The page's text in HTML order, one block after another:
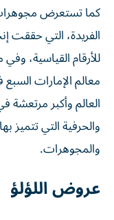
كما تستعرض
الفريدة، التي
للأرقام القياسية،
معالم الإمارات
العالم وأكبر
والحرفية التي تتميز
والمجوهرات.
عروض اللؤلؤ